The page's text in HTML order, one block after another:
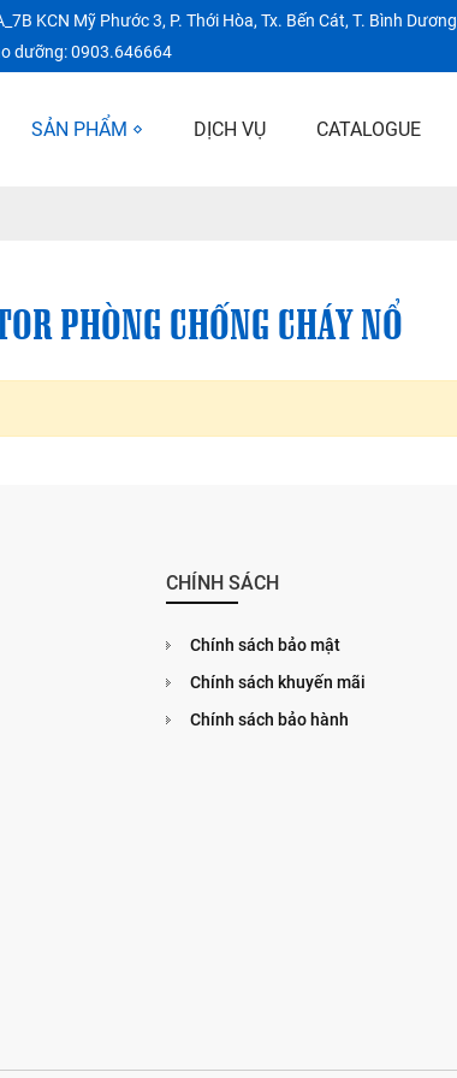
KCN Mỹ Phước 3, P. Thới Hòa, Tx. Bến Cát, T. Bình Dương
dưỡng: 0903.646664
SẢN PHẨM DỊCH VỤ CATALOGUE
PHÒNG CHỐNG CHÁY NỔ
CHÍNH SÁCH
Chính sách bảo mật
Chính sách khuyến mãi
Chính sách bảo hành